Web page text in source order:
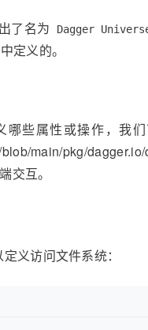
script: contents:
build
				path:  "
/src/build
了名为 Dagger
定义的。
哪些属性或操作，我
main/pkg/
交互。
定义访问文件系统：